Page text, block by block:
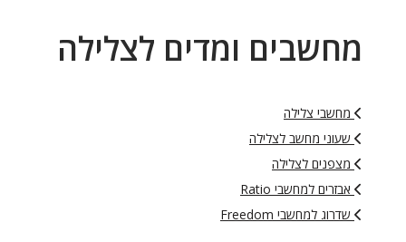
מחשבים ומדים לצלילה
מחשבי צלילה
שעוני מחשב לצלילה
מצפנים לצלילה
אבזרים למחשבי Ratio
שדרוג למחשבי Freedom